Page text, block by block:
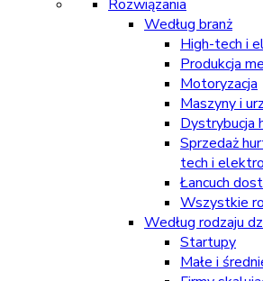
Rozwiązania
Według branż
High-tech i
Produkcja
Motoryzacja
Maszyny i
Dystrybucja
Sprzedaż
tech i
Łancuch
Wszystkie
Według rodzaju
Startupy
Małe i